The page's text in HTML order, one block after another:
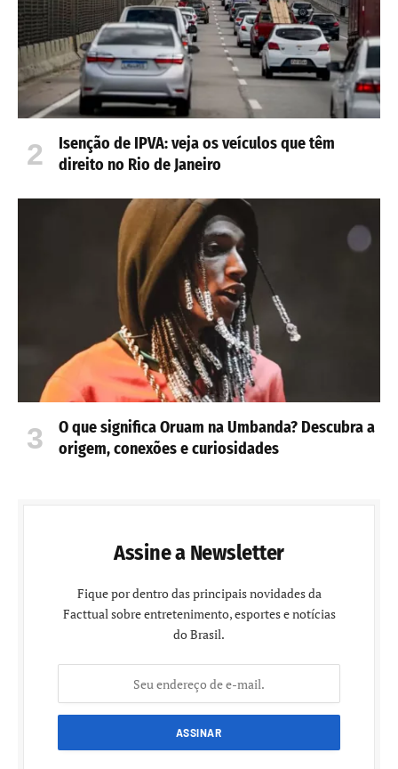
Isenção de IPVA: veja os veículos que têm
direito no Rio de Janeiro
O que significa Oruam na Umbanda? Descubra a
origem, conexões e curiosidades
Assine a Newsletter
Fique por dentro das principais novidades da
Facttual sobre entretenimento, esportes e notícias
do Brasil.